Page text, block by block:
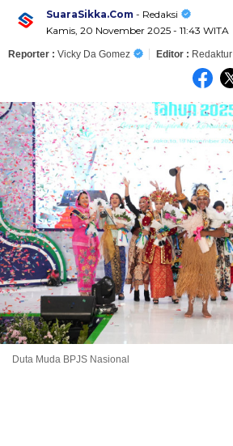
SuaraSikka.Com - Redaksi
Kamis, 20 November 2025 - 11:43 WITA
Reporter : Vicky Da Gomez Editor : Redaktur
Duta Muda BPJS Nasional